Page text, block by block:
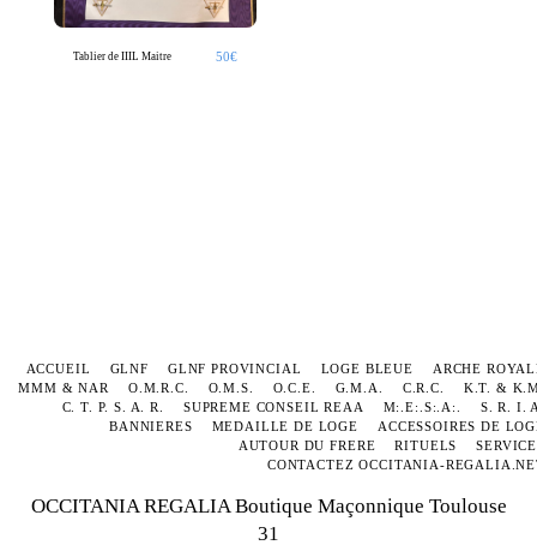
Tablier de IIIL Maitre 50€
OCCITANIA REGALIA Boutique Maçonnique Toulouse
31
ACCUEIL GLNF GLNF PROVINCIAL LOGE BLEUE
ARCHE
MMM & NAR
O.M.R.C. O.M.S. O.C.E. G.M.A. C.R.C.
K.T. &
C. T. P. S. A. R.
SUPREME CONSEIL REAA M:.E:.S:.A:.
S. R. I.
BANNIERES
MEDAILLE DE LOGE
ACCESSOIRES DE
AUTOUR DU FRERE
RITUELS
CONTACTEZ OCCITANIA-